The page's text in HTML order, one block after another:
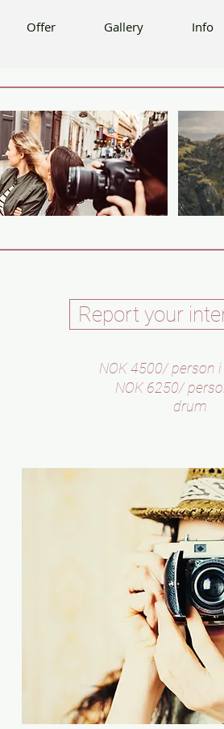
Info Contact Book
Offer Gallery Info
Report your
NOK 4500/ person
NOK 6250/
drum